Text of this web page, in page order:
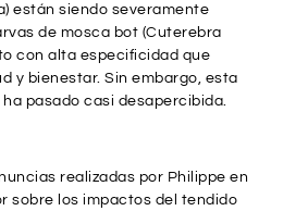
están siendo severamente
de mosca bot (Cuterebra
con alta especificidad que
y bienestar. Sin embargo, esta
pasado casi desapercibida.
realizadas por Philippe en
sobre los impactos del tendido